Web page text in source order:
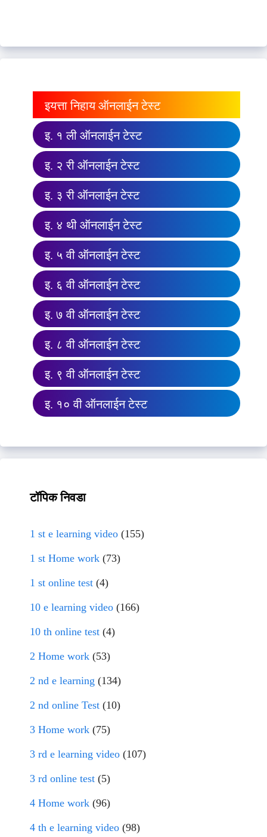
इयत्ता निहाय ऑनलाईन टेस्ट
इ. १ ली ऑनलाईन टेस्ट
इ. २ री ऑनलाईन टेस्ट
इ. ३ री ऑनलाईन टेस्ट
इ. ४ थी ऑनलाईन टेस्ट
इ. ५ वी ऑनलाईन टेस्ट
इ. ६ वी ऑनलाईन टेस्ट
इ. ७ वी ऑनलाईन टेस्ट
इ. ८ वी ऑनलाईन टेस्ट
इ. ९ वी ऑनलाईन टेस्ट
इ. १० वी ऑनलाईन टेस्ट
टॉपिक निवडा
1 st e learning video (155)
1 st Home work (73)
1 st online test (4)
10 e learning video (166)
10 th online test (4)
2 Home work (53)
2 nd e learning (134)
2 nd online Test (10)
3 Home work (75)
3 rd e learning video (107)
3 rd online test (5)
4 Home work (96)
4 th e learning video (98)